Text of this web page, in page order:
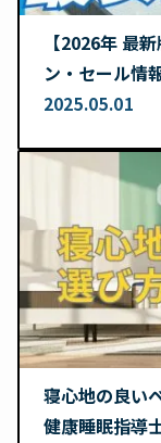
【2026年 最
ン・セール情
2025.05.01
寝心地の良い
健康睡眠指導